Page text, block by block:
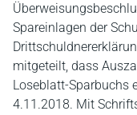
Spareinlagen der
mitgeteilt, dass
Loseblatt-Sparbuchs
4.11.2018. Mit